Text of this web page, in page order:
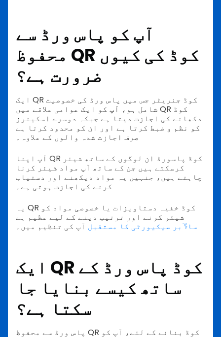
آپ کو پاس ورڈ سے
محفوظ QR کوڈ کی کیوں
ضرورت ہے؟
ایک QR کوڈ جنریٹر جس میں پاس ورڈ کی خصوصیت
شامل ہو، آپ کو ایک عوامی علاقے میں QR کوڈ
دکھانے کی اجازت دیتا ہے جبکہ دوسرے اسکینرز
کو نظم و ضبط کرتا ہے اور ان کو محدود کرتا ہے
صرف اجازت شدہ والوں کے علاوہ۔
آپ اپنا QR کوڈ پاسورڈ ان لوگوں کے ساتھ شیئر
کرسکتے ہیں جن کے ساتھ آپ مواد شیئر کرنا
چاہتے ہیں، جنہیں یہ مواد دیکھنے اور دستیاب
کرنے کی اجازت ہوتی ہے۔
یہ QR کوڈ خفیہ دستاویزات یا خصوصی مواد کو
شیئر کرنے اور ترتیب دینے کے لیے عظیم ہے
سا؇بر سیکیورٹی کا مستقبل آپ کی تنظیم میں۔
ایک QR کوڈ پاس ورڈ کے
ساتھ کیسے بنایا جا
سکتا ہے؟
پاس ورڈ سے محفوظ QR کوڈ بنانے کے لئے، آپ کو